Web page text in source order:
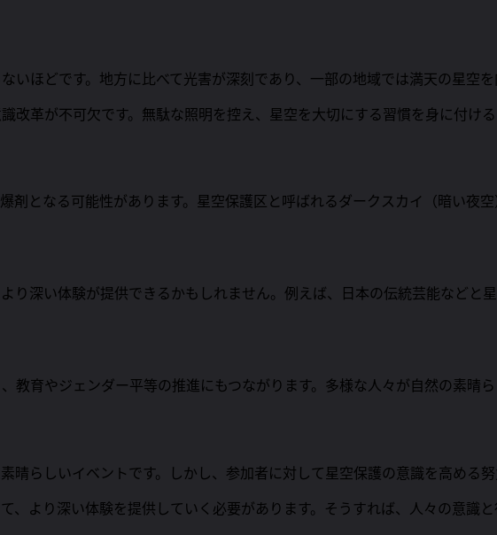
ほどです。地方に比べて光害が深刻であり、一部の地域では満天の星空を
革が不可欠です。無駄な照明を控え、星空を大切にする習慣を身に付ける
となる可能性があります。星空保護区と呼ばれるダークスカイ（暗い夜
り深い体験が提供できるかもしれません。例えば、日本の伝統芸能などと
教育やジェンダー平等の推進にもつながります。多様な人々が自然の素晴
晴らしいイベントです。しかし、参加者に対して星空保護の意識を高める
、より深い体験を提供していく必要があります。そうすれば、人々の意識